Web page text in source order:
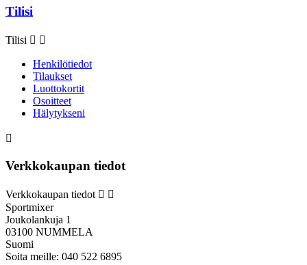
Tilisi
Tilisi  
Henkilötiedot
Tilaukset
Luottokortit
Osoitteet
Hälytykseni

Verkkokaupan tiedot
Verkkokaupan tiedot  
Sportmixer
Joukolankuja 1
03100 NUMMELA
Suomi
Soita meille: 040 522 6895